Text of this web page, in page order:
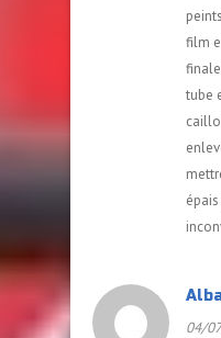
film
tube
04/